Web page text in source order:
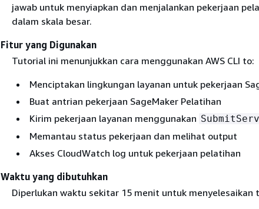
jawab untuk menyiapkan dan menjalankan pekerjaan
dalam skala besar.
Fitur yang Digunakan
Tutorial ini menunjukkan cara menggunakan AWS CLI to:
Menciptakan lingkungan layanan untuk pekerjaan
Buat antrian pekerjaan SageMaker Pelatihan
Kirim pekerjaan layanan menggunakan
Memantau status pekerjaan dan melihat output
Akses CloudWatch log untuk pekerjaan pelatihan
Waktu yang dibutuhkan
Diperlukan waktu sekitar 15 menit untuk menyelesaikan